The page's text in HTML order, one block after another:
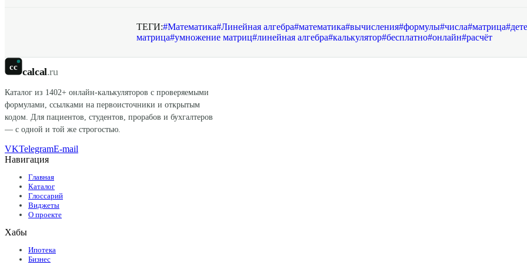
ТЕГИ:#Математика#Линейная алгебра#математика#вычисления#формулы#числа#матрица#
матрица#умножение матриц#линейная алгебра#калькулятор#бесплатно#онлайн#расчёт
cc calcal.ru
Каталог из 1402+ онлайн-калькуляторов с проверяемыми
формулами, ссылками на первоисточники и открытым
кодом. Для пациентов, студентов, прорабов и бухгалтеров
— с одной и той же строгостью.
VKTelegramE-mail
Навигация
Главная
Каталог
Глоссарий
Виджеты
О проекте
Хабы
Ипотека
Бизнес